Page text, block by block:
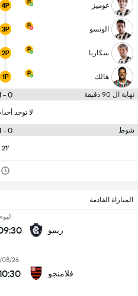
غوميز 4P
الونسو 3P
سكاربا 2P
هالك 1P
نهاية ال 90 دقيقة 0 - 1
لا توجد
شوط 0 - 1
21'
المباراة القادمة
ريمو
اليوم
09:30
فلامنجو
08/26
10:30